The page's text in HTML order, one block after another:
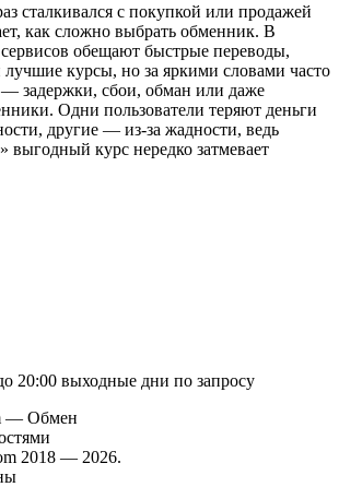
сталкивался с покупкой или продажей
как сложно выбрать обменник. В
сервисов обещают быстрые переводы,
курсы, но за яркими словами часто
задержки, сбои, обман или даже
Одни пользователи теряют деньги
другие — из-за жадности, ведь
выгодный курс нередко затмевает
20:00 выходные дни по запросу
— Обмен
2018 — 2026.